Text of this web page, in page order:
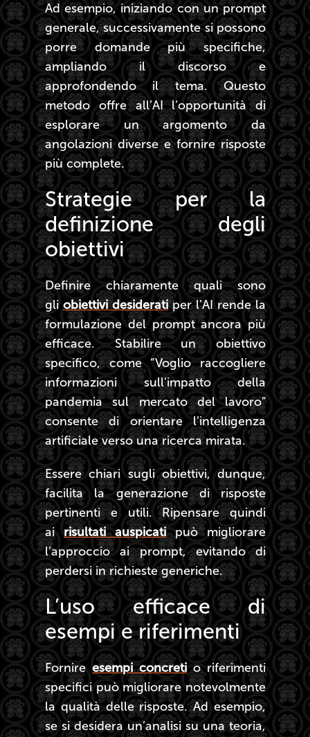
Ad esempio, iniziando con un prompt
generale, successivamente si possono
porre domande più specifiche,
ampliando il discorso e
approfondendo il tema. Questo
metodo offre all’AI l’opportunità di
esplorare un argomento da
angolazioni diverse e fornire risposte
più complete.
Strategie per la
definizione degli
obiettivi
Definire chiaramente quali sono
gli obiettivi desideratiper l’AI rende la
formulazione del prompt ancora più
efficace. Stabilire un obiettivo
specifico, come “Voglio raccogliere
informazioni sull’impatto della
pandemia sul mercato del lavoro”
consente di orientare l’intelligenza
artificiale verso una ricerca mirata.
Essere chiari sugli obiettivi, dunque,
facilita la generazione di risposte
pertinenti e utili. Ripensare quindi
airisultati auspicatipuò migliorare
l’approccio ai prompt, evitando di
perdersi in richieste generiche.
L’uso efficace di
esempi e riferimenti
Fornireesempi concretio riferimenti
specifici può migliorare notevolmente
la qualità delle risposte. Ad esempio,
se si desidera un’analisi su una teoria,